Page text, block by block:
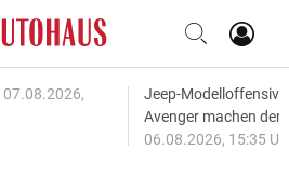
07.08.2026,
Jeep-
Avenger machen
06.08.2026, 15:35